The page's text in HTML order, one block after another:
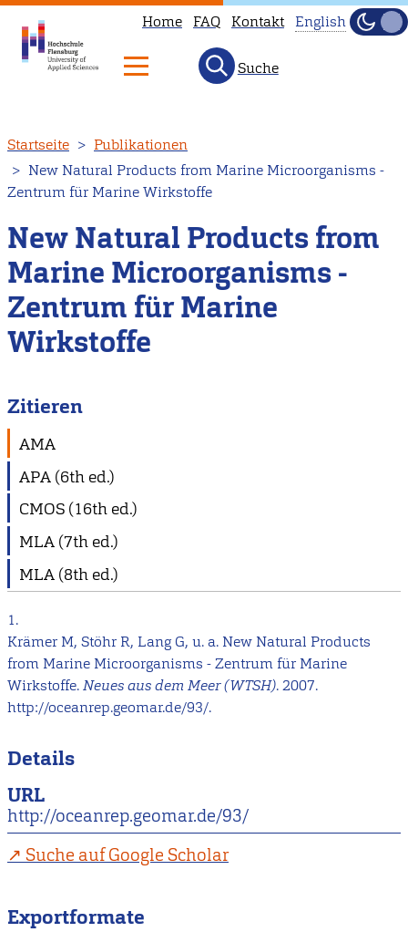
zum
Inhalt
Home FAQ Kontakt
available
English.
Head
to
English
Hell
Suche
Startseite
Publikationen
New Natural Products from Marine Microorganisms -
Zentrum für Marine Wirkstoffe
New Natural Products from
Marine Microorganisms -
Zentrum für Marine
Wirkstoffe
Zitieren
AMA
APA (6th ed.)
CMOS (16th ed.)
MLA (7th ed.)
MLA (8th ed.)
1.
Krämer M, Stöhr R, Lang G, u. a. New Natural Products
from Marine Microorganisms - Zentrum für Marine
Wirkstoffe.Neues aus dem Meer (WTSH). 2007.
http://oceanrep.geomar.de/93/.
Details
URL
http://oceanrep.geomar.de/93/
Suche auf Google Scholar
Exportformate